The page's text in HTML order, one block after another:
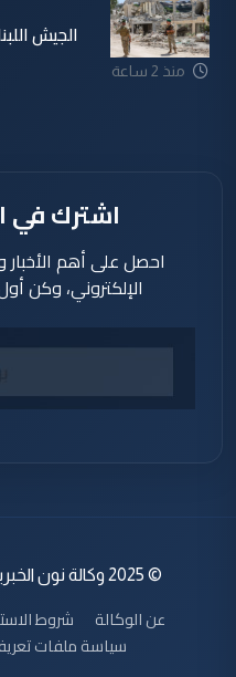
منذ 2 ساعة
الجيش
اشترك في
احصل على أهم الأخبار
الإلكتروني، وكن
© 2025 وكالة نون الخبرية. جميع الحقوق محفوظة.
عن الوكالة شروط
سياسة ملفات